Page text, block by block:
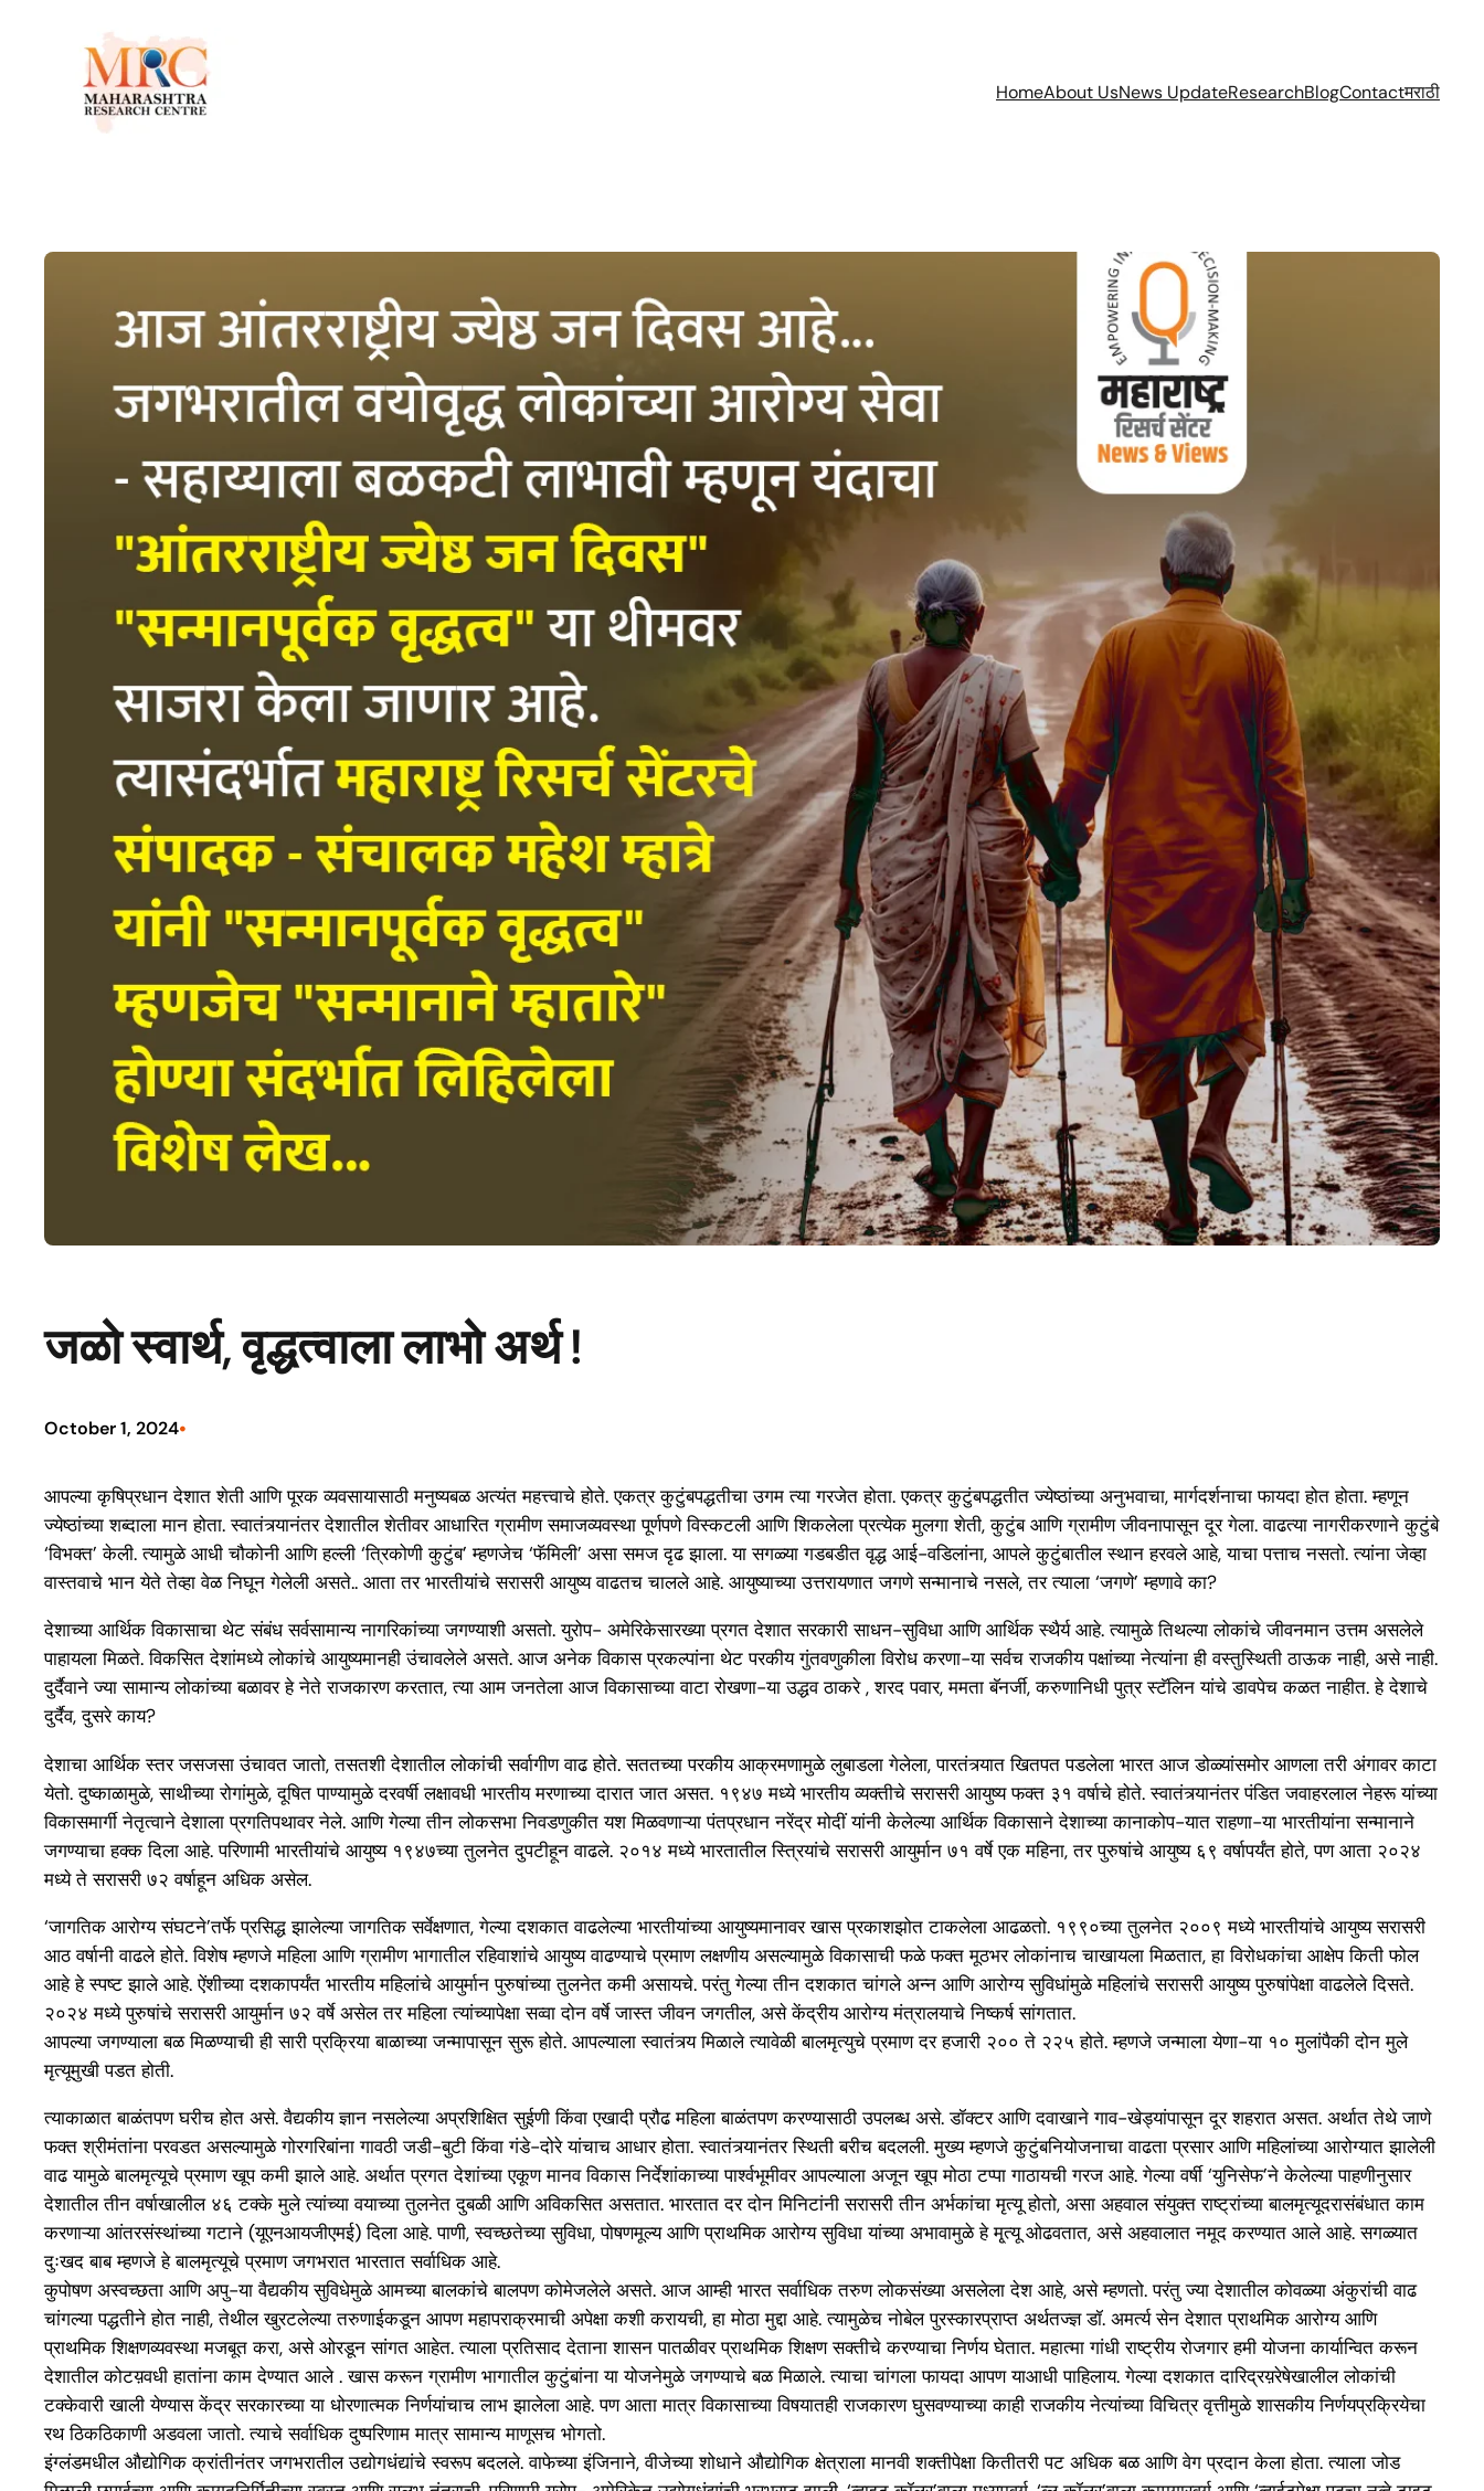
HomeAbout UsNews UpdateResearchBlogContactमराठी
जळो स्वार्थ, वृद्धत्वाला लाभो अर्थ !
October 1, 2024•
आपल्या कृषिप्रधान देशात शेती आणि पूरक व्यवसायासाठी मनुष्यबळ अत्यंत महत्त्वाचे होते. एकत्र कुटुंबपद्धतीचा उगम त्या गरजेत होता. एकत्र कुटुंबपद्धतीत ज्येष्ठांच्या अनुभवाचा, मार्गदर्शनाचा फायदा होत होता. म्हणून
ज्येष्ठांच्या शब्दाला मान होता. स्वातंत्र्यानंतर देशातील शेतीवर आधारित ग्रामीण समाजव्यवस्था पूर्णपणे विस्कटली आणि शिकलेला प्रत्येक मुलगा शेती, कुटुंब आणि ग्रामीण जीवनापासून दूर गेला. वाढत्या नागरीकरणाने कुटुंबे
‘विभक्त’ केली. त्यामुळे आधी चौकोनी आणि हल्ली ‘त्रिकोणी कुटुंब’ म्हणजेच ‘फॅमिली’ असा समज दृढ झाला. या सगळ्या गडबडीत वृद्ध आई-वडिलांना, आपले कुटुंबातील स्थान हरवले आहे, याचा पत्ताच नसतो. त्यांना जेव्हा
वास्तवाचे भान येते तेव्हा वेळ निघून गेलेली असते.. आता तर भारतीयांचे सरासरी आयुष्य वाढतच चालले आहे. आयुष्याच्या उत्तरायणात जगणे सन्मानाचे नसले, तर त्याला ‘जगणे’ म्हणावे का?
देशाच्या आर्थिक विकासाचा थेट संबंध सर्वसामान्य नागरिकांच्या जगण्याशी असतो. युरोप- अमेरिकेसारख्या प्रगत देशात सरकारी साधन-सुविधा आणि आर्थिक स्थैर्य आहे. त्यामुळे तिथल्या लोकांचे जीवनमान उत्तम असलेले
पाहायला मिळते. विकसित देशांमध्ये लोकांचे आयुष्यमानही उंचावलेले असते. आज अनेक विकास प्रकल्पांना थेट परकीय गुंतवणुकीला विरोध करणा-या सर्वच राजकीय पक्षांच्या नेत्यांना ही वस्तुस्थिती ठाऊक नाही, असे नाही.
दुर्दैवाने ज्या सामान्य लोकांच्या बळावर हे नेते राजकारण करतात, त्या आम जनतेला आज विकासाच्या वाटा रोखणा-या उद्धव ठाकरे , शरद पवार, ममता बॅनर्जी, करुणानिधी पुत्र स्टॅलिन यांचे डावपेच कळत नाहीत. हे देशाचे
दुर्दैव, दुसरे काय?
देशाचा आर्थिक स्तर जसजसा उंचावत जातो, तसतशी देशातील लोकांची सर्वागीण वाढ होते. सततच्या परकीय आक्रमणामुळे लुबाडला गेलेला, पारतंत्र्यात खितपत पडलेला भारत आज डोळ्यांसमोर आणला तरी अंगावर काटा
येतो. दुष्काळामुळे, साथीच्या रोगांमुळे, दूषित पाण्यामुळे दरवर्षी लक्षावधी भारतीय मरणाच्या दारात जात असत. १९४७ मध्ये भारतीय व्यक्तीचे सरासरी आयुष्य फक्त ३१ वर्षाचे होते. स्वातंत्र्यानंतर पंडित जवाहरलाल नेहरू यांच्या
विकासमार्गी नेतृत्वाने देशाला प्रगतिपथावर नेले. आणि गेल्या तीन लोकसभा निवडणुकीत यश मिळवणाऱ्या पंतप्रधान नरेंद्र मोदीं यांनी केलेल्या आर्थिक विकासाने देशाच्या कानाकोप-यात राहणा-या भारतीयांना सन्मानाने
जगण्याचा हक्क दिला आहे. परिणामी भारतीयांचे आयुष्य १९४७च्या तुलनेत दुपटीहून वाढले. २०१४ मध्ये भारतातील स्त्रियांचे सरासरी आयुर्मान ७१ वर्षे एक महिना, तर पुरुषांचे आयुष्य ६९ वर्षापर्यंत होते, पण आता २०२४
मध्ये ते सरासरी ७२ वर्षाहून अधिक असेल.
‘जागतिक आरोग्य संघटने’तर्फे प्रसिद्ध झालेल्या जागतिक सर्वेक्षणात, गेल्या दशकात वाढलेल्या भारतीयांच्या आयुष्यमानावर खास प्रकाशझोत टाकलेला आढळतो. १९९०च्या तुलनेत २००९ मध्ये भारतीयांचे आयुष्य सरासरी
आठ वर्षानी वाढले होते. विशेष म्हणजे महिला आणि ग्रामीण भागातील रहिवाशांचे आयुष्य वाढण्याचे प्रमाण लक्षणीय असल्यामुळे विकासाची फळे फक्त मूठभर लोकांनाच चाखायला मिळतात, हा विरोधकांचा आक्षेप किती फोल
आहे हे स्पष्ट झाले आहे. ऐंशीच्या दशकापर्यंत भारतीय महिलांचे आयुर्मान पुरुषांच्या तुलनेत कमी असायचे. परंतु गेल्या तीन दशकात चांगले अन्न आणि आरोग्य सुविधांमुळे महिलांचे सरासरी आयुष्य पुरुषांपेक्षा वाढलेले दिसते.
२०२४ मध्ये पुरुषांचे सरासरी आयुर्मान ७२ वर्षे असेल तर महिला त्यांच्यापेक्षा सव्वा दोन वर्षे जास्त जीवन जगतील, असे केंद्रीय आरोग्य मंत्रालयाचे निष्कर्ष सांगतात.
आपल्या जगण्याला बळ मिळण्याची ही सारी प्रक्रिया बाळाच्या जन्मापासून सुरू होते. आपल्याला स्वातंत्र्य मिळाले त्यावेळी बालमृत्युचे प्रमाण दर हजारी २०० ते २२५ होते. म्हणजे जन्माला येणा-या १० मुलांपैकी दोन मुले
मृत्यूमुखी पडत होती.
त्याकाळात बाळंतपण घरीच होत असे. वैद्यकीय ज्ञान नसलेल्या अप्रशिक्षित सुईणी किंवा एखादी प्रौढ महिला बाळंतपण करण्यासाठी उपलब्ध असे. डॉक्टर आणि दवाखाने गाव-खेड्यांपासून दूर शहरात असत. अर्थात तेथे जाणे
फक्त श्रीमंतांना परवडत असल्यामुळे गोरगरिबांना गावठी जडी-बुटी किंवा गंडे-दोरे यांचाच आधार होता. स्वातंत्र्यानंतर स्थिती बरीच बदलली. मुख्य म्हणजे कुटुंबनियोजनाचा वाढता प्रसार आणि महिलांच्या आरोग्यात झालेली
वाढ यामुळे बालमृत्यूचे प्रमाण खूप कमी झाले आहे. अर्थात प्रगत देशांच्या एकूण मानव विकास निर्देशांकाच्या पार्श्वभूमीवर आपल्याला अजून खूप मोठा टप्पा गाठायची गरज आहे. गेल्या वर्षी ‘युनिसेफ’ने केलेल्या पाहणीनुसार
देशातील तीन वर्षाखालील ४६ टक्के मुले त्यांच्या वयाच्या तुलनेत दुबळी आणि अविकसित असतात. भारतात दर दोन मिनिटांनी सरासरी तीन अर्भकांचा मृत्यू होतो, असा अहवाल संयुक्त राष्ट्रांच्या बालमृत्यूदरासंबंधात काम
करणाऱ्या आंतरसंस्थांच्या गटाने (यूएनआयजीएमई) दिला आहे. पाणी, स्वच्छतेच्या सुविधा, पोषणमूल्य आणि प्राथमिक आरोग्य सुविधा यांच्या अभावामुळे हे मृ्त्यू ओढवतात, असे अहवालात नमूद करण्यात आले आहे. सगळ्यात
दुःखद बाब म्हणजे हे बालमृत्यूचे प्रमाण जगभरात भारतात सर्वाधिक आहे.
कुपोषण अस्वच्छता आणि अपु-या वैद्यकीय सुविधेमुळे आमच्या बालकांचे बालपण कोमेजलेले असते. आज आम्ही भारत सर्वाधिक तरुण लोकसंख्या असलेला देश आहे, असे म्हणतो. परंतु ज्या देशातील कोवळ्या अंकुरांची वाढ
चांगल्या पद्धतीने होत नाही, तेथील खुरटलेल्या तरुणाईकडून आपण महापराक्रमाची अपेक्षा कशी करायची, हा मोठा मुद्दा आहे. त्यामुळेच नोबेल पुरस्कारप्राप्त अर्थतज्ज्ञ डॉ. अमर्त्य सेन देशात प्राथमिक आरोग्य आणि
प्राथमिक शिक्षणव्यवस्था मजबूत करा, असे ओरडून सांगत आहेत. त्याला प्रतिसाद देताना शासन पातळीवर प्राथमिक शिक्षण सक्तीचे करण्याचा निर्णय घेतात. महात्मा गांधी राष्ट्रीय रोजगार हमी योजना कार्यान्वित करून
देशातील कोटय़वधी हातांना काम देण्यात आले . खास करून ग्रामीण भागातील कुटुंबांना या योजनेमुळे जगण्याचे बळ मिळाले. त्याचा चांगला फायदा आपण याआधी पाहिलाय. गेल्या दशकात दारिद्रय़रेषेखालील लोकांची
टक्केवारी खाली येण्यास केंद्र सरकारच्या या धोरणात्मक निर्णयांचाच लाभ झालेला आहे. पण आता मात्र विकासाच्या विषयातही राजकारण घुसवण्याच्या काही राजकीय नेत्यांच्या विचित्र वृत्तीमुळे शासकीय निर्णयप्रक्रियेचा
रथ ठिकठिकाणी अडवला जातो. त्याचे सर्वाधिक दुष्परिणाम मात्र सामान्य माणूसच भोगतो.
इंग्लंडमधील औद्योगिक क्रांतीनंतर जगभरातील उद्योगधंद्यांचे स्वरूप बदलले. वाफेच्या इंजिनाने, वीजेच्या शोधाने औद्योगिक क्षेत्राला मानवी शक्तीपेक्षा कितीतरी पट अधिक बळ आणि वेग प्रदान केला होता. त्याला जोड